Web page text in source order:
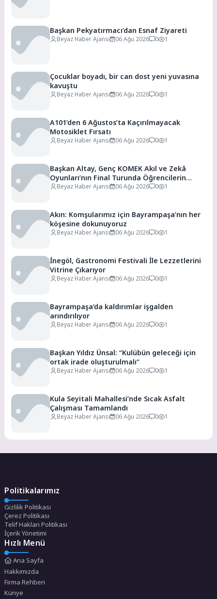
Başkan Pekyatırmacı’dan Esnaf Ziyareti
Beyaz Haber Ajansı 06 Ağu 2026 0 1
Çocuklar boyadı, bir can dost yeni yuvasına
kavuştu
Beyaz Haber Ajansı 06 Ağu 2026 0 1
A101’den 6 Ağustos’ta Kaçırılmayacak
Motosiklet Fırsatı
Beyaz Haber Ajansı 06 Ağu 2026 0 1
Başkan Altay, Genç KOMEK Akıl ve Zekâ
Oyunları’nın Final Turunda Öğrencilerin
Heyecanını Paylaştı
Beyaz Haber Ajansı 06 Ağu 2026 0 1
Akın: Komşularımız için Bayrampaşa’nın her
köşesine dokunuyoruz
Beyaz Haber Ajansı 06 Ağu 2026 0 1
İnegöl, Gastronomi Festivali İle Lezzetlerini
Vitrine Çıkarıyor
Beyaz Haber Ajansı 06 Ağu 2026 0 1
Bayrampaşa’da kaldırımlar işgalden
arındırılıyor
Beyaz Haber Ajansı 06 Ağu 2026 0 1
Başkan Yıldız Ünsal: “Kulübün geleceği için
ortak irade oluşturulmalı”
Beyaz Haber Ajansı 06 Ağu 2026 0 1
Kula Seyitali Mahallesi’nde Sıcak Asfalt
Çalışması Tamamlandı
Beyaz Haber Ajansı 06 Ağu 2026 0 1
Politikalarımız
Gizlilik Politikası
Çerez Politikası
Telif Hakları Politikası
İçerik Yönetimi
Hızlı Menü
Ana Sayfa
Hakkımızda
Firma Rehberi
Künye